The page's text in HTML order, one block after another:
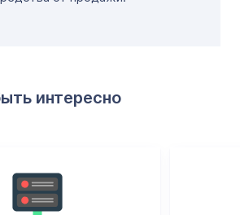
интересно